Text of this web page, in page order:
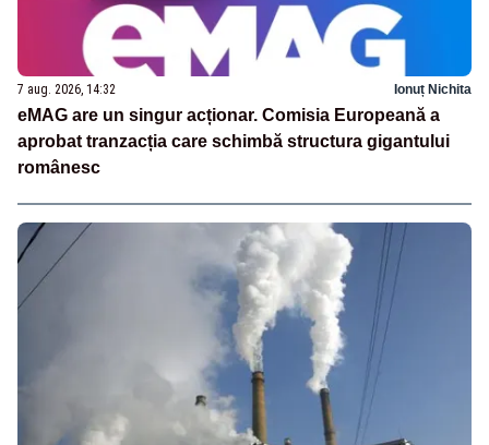
7 aug. 2026, 14:32 Ionuț Nichita
eMAG are un singur acționar. Comisia Europeană a
aprobat tranzacția care schimbă structura gigantului
românesc